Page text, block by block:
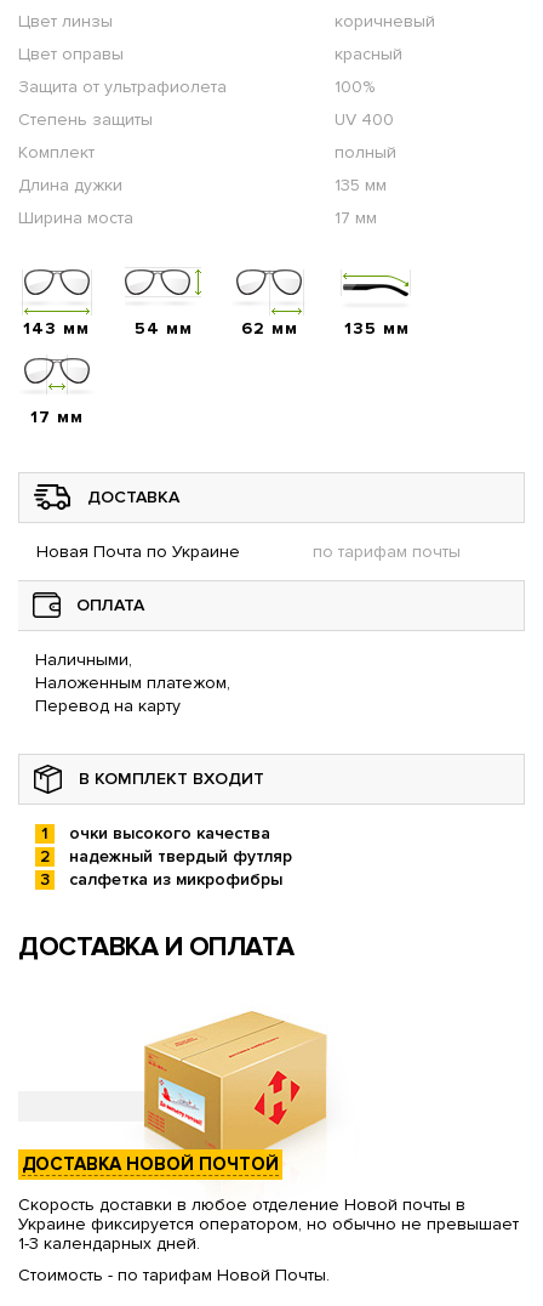
Цвет линзы
коричневый
Цвет оправы
красный
Защита от ультрафиолета
100%
Степень защиты
UV 400
Комплект
полный
Длина дужки
135 мм
Ширина моста
17 мм
143 мм 54 мм 62 мм 135 мм
17 мм
ДОСТАВКА
Новая Почта по Украине по тарифам почты
ОПЛАТА
Наличными,
Наложенным платежом,
Перевод на карту
В КОМПЛЕКТ ВХОДИТ
очки высокого качества
надежный твердый футляр
салфетка из микрофибры
ДОСТАВКА И ОПЛАТА
ДОСТАВКА НОВОЙ ПОЧТОЙ
Скорость доставки в любое отделение Новой почты в
Украине фиксируется оператором, но обычно не превышает
1-3 календарных дней.
Стоимость - по тарифам Новой Почты.